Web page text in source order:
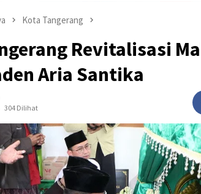
Kota Tangerang
Revitalisasi
Aria Santika
304 Dilihat